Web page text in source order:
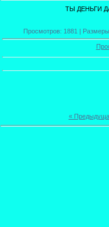
ТЫ ДЕНЬГИ
Просмотров: 1881 |
«